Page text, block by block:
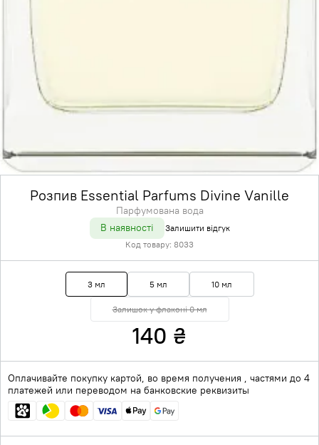
Розпив Essential Parfums Divine Vanille
Парфумована вода
В наявності
Залишити відгук
Код товару: 8033
3 мл 5 мл 10 мл
Залишок у флаконі 0 мл
140 ₴
Оплачивайте покупку картой, во время получения , частями до 4
платежей или переводом на банковские реквизиты